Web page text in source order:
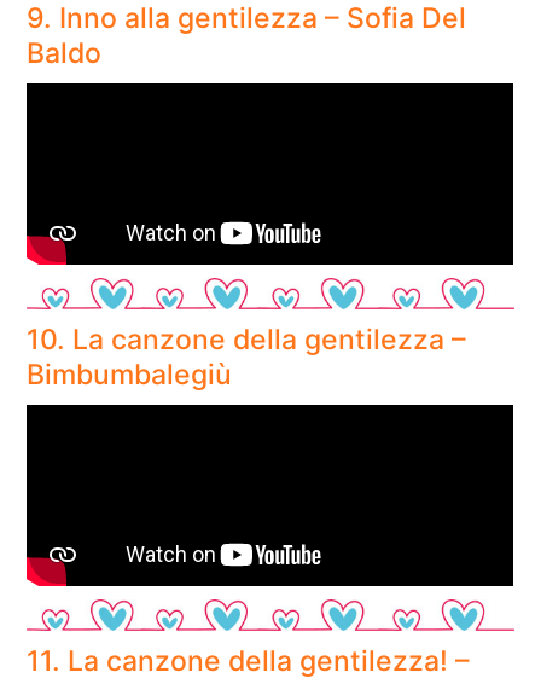
9. Inno alla gentilezza – Sofia Del
Baldo
10. La canzone della gentilezza –
Bimbumbalegiù
11. La canzone della gentilezza! –